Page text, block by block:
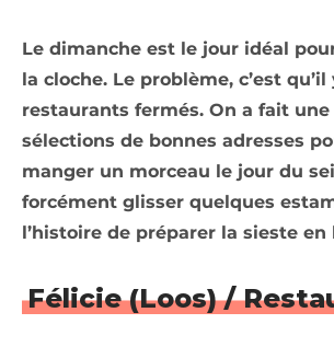
Le dimanche est le jour idéal
la cloche. Le problème, c’est
restaurants fermés. On a fait
sélections de bonnes adresses
manger un morceau le jour du
forcément glisser quelques
l’histoire de préparer la sieste en
Félicie (Loos) /